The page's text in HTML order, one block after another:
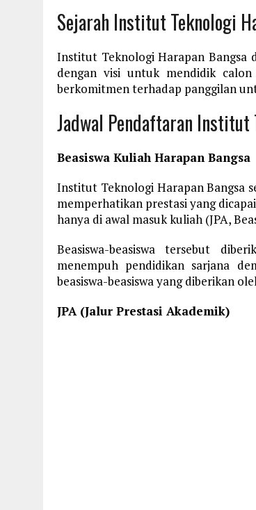
Sejarah Institut Teknologi
Institut Teknologi Harapan Bangsa
dengan visi untuk mendidik
berkomitmen terhadap panggilan
Jadwal Pendaftaran Institut
Beasiswa Kuliah Harapan Bangsa
Institut Teknologi Harapan Bangsa
memperhatikan prestasi yang
hanya di awal masuk kuliah (JPA,
Beasiswa-beasiswa tersebut
menempuh pendidikan sarjana
beasiswa-beasiswa yang diberikan
JPA (Jalur Prestasi Akademik)